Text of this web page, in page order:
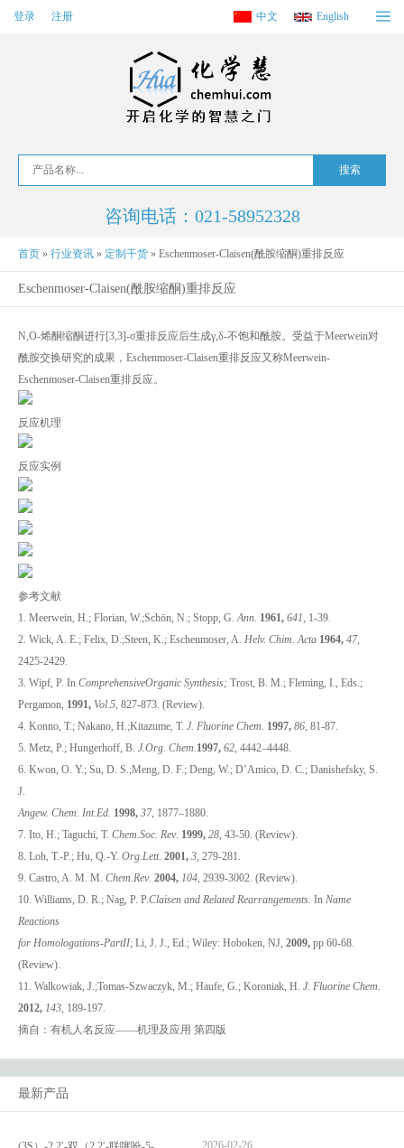
登录 注册 中文 English
咨询电话：021-58952328
首页 » 行业资讯 » 定制干货 » Eschenmoser-Claisen(酰胺缩酮)重排反应
Eschenmoser-Claisen(酰胺缩酮)重排反应
N,O-烯酮缩酮进行[3,3]-σ重排反应后生成γ,δ-不饱和酰胺。受益于Meerwein对
酰胺交换研究的成果，Eschenmoser-Claisen重排反应又称Meerwein-
Eschenmoser-Claisen重排反应。
反应机理
反应实例
参考文献
1. Meerwein, H.; Florian, W.;Schön, N.; Stopp, G.Ann. 1961, 641, 1-39.
2. Wick, A. E.; Felix, D.;Steen, K.; Eschenmoser, A. Helv. Chim. Acta 1964, 47,
2425-2429.
3. Wipf, P. In ComprehensiveOrganic Synthesis; Trost, B. M.; Fleming, I., Eds.;
Pergamon, 1991, Vol.5, 827-873. (Review).
4. Konno, T.; Nakano, H.;Kitazume, T. J. Fluorine Chem. 1997, 86, 81-87.
5. Metz, P.; Hungerhoff, B. J.Org. Chem.1997, 62, 4442–4448.
6. Kwon, O. Y.; Su, D. S.;Meng, D. F.; Deng, W.; D’Amico, D. C.; Danishefsky, S.
J.
Angew. Chem. Int.Ed. 1998, 37, 1877–1880.
7. Ito, H.; Taguchi, T. Chem.Soc. Rev. 1999, 28, 43-50. (Review).
8. Loh, T.-P.; Hu, Q.-Y. Org.Lett. 2001, 3, 279-281.
9. Castro, A. M. M. Chem.Rev. 2004, 104, 2939-3002. (Review).
10. Williams, D. R.; Nag, P. P.Claisen and Related Rearrangements. In Name
Reactions
for Homologations-PartII; Li, J. J., Ed.; Wiley: Hoboken, NJ, 2009, pp 60-68.
(Review).
11. Walkowiak, J.;Tomas-Szwaczyk, M.; Haufe, G.; Koroniak, H. J. Fluorine Chem.
2012, 143, 189-197.
摘自：有机人名反应——机理及应用 第四版
最新产品
2026-02-26